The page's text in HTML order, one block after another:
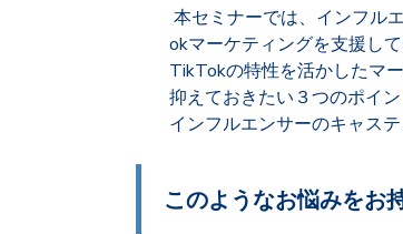
本セミナーでは、インフル
okマーケティングを支援して
TikTokの特性を活かしたマ
抑えておきたい３つのポイン
インフルエンサーのキャス
このようなお悩みをお